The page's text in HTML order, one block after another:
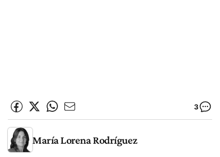
3
María Lorena Rodríguez